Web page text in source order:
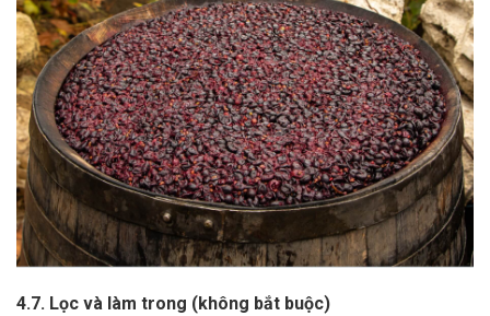
4.7. Lọc và làm trong (không bắt buộc)